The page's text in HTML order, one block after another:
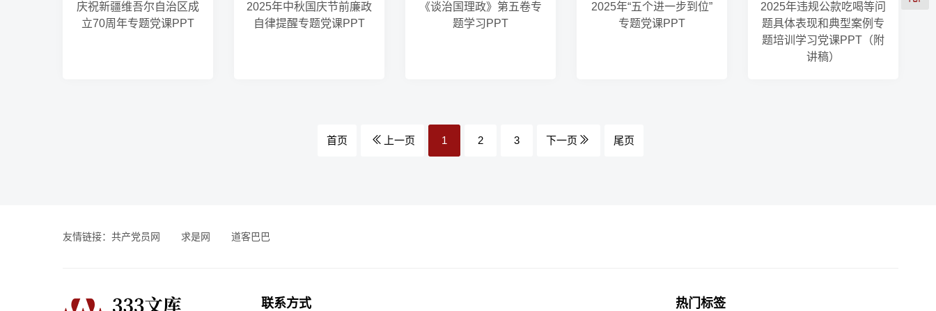
庆祝新疆维吾尔自治区成
立70周年专题党课PPT
2025年中秋国庆节前廉政
自律提醒专题党课PPT
《谈治国理政》第五卷专
题学习PPT
2025年“五个进一步到位”
专题党课PPT
2025年违规公款吃喝等问
题具体表现和典型案例专
题培训学习党课PPT（附
讲稿）
首页 上一页 1 2 3 下一页 尾页
友情链接： 共产党员网 求是网 道客巴巴
联系方式 热门标签